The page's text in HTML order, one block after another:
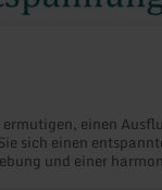
einen
sich einen
und einer